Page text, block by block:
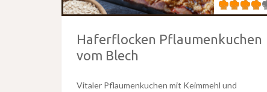
Haferflocken Pflaumenkuchen
vom Blech
Vitaler Pflaumenkuchen mit Keimmehl und